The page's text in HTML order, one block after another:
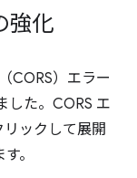
強化
CORS）エラー
した。CORS エ
ックして展開
。